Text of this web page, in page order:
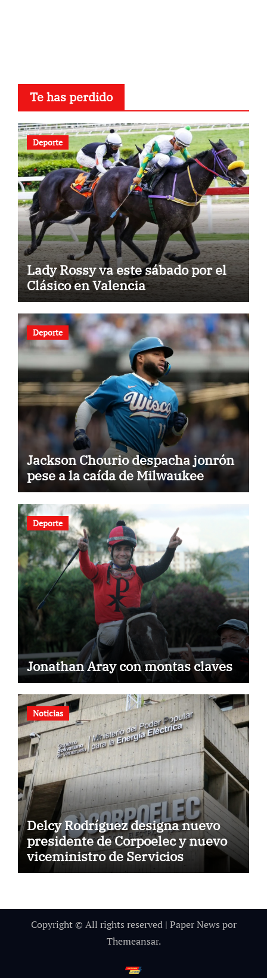
Te has perdido
Deporte
Lady Rossy va este sábado por el
Clásico en Valencia
Deporte
Jackson Chourio despacha jonrón
pese a la caída de Milwaukee
Deporte
Jonathan Aray con montas claves
Noticias
Delcy Rodríguez designa nuevo
presidente de Corpoelec y nuevo
viceministro de Servicios
Eléctricos
Copyright © All rights reserved | Paper News por
Themeansar.